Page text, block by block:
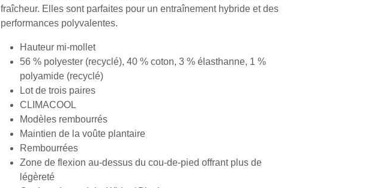
fraîcheur. Elles sont parfaites pour un entraînement hybride et des
performances polyvalentes.
Hauteur mi-mollet
56 % polyester (recyclé), 40 % coton, 3 % élasthanne, 1 %
polyamide (recyclé)
Lot de trois paires
CLIMACOOL
Modèles rembourrés
Maintien de la voûte plantaire
Rembourrées
Zone de flexion au-dessus du cou-de-pied offrant plus de
légèreté